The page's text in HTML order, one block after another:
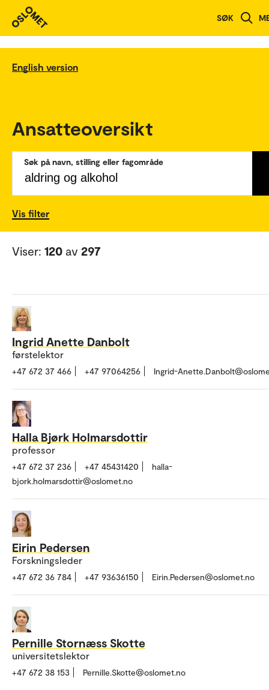
SØK
English version
Ansatteoversikt
Søk på navn, stilling eller fagområde
Vis filter
Viser: 120 av 297
Ingrid Anette Danbolt
førstelektor
+47 672 37 466 +47 97064256 Ingrid-
Halla Bjørk Holmarsdottir
professor
+47 672 37 236 +47 45431420
halla-
bjork.holmarsdottir@oslomet.no
Eirin Pedersen
Forskningsleder
+47 672 36 784 +47 93636150 Eirin.Pedersen@oslomet.no
Pernille Stornæss Skotte
universitetslektor
+47 672 38 153 Pernille.Skotte@oslomet.no